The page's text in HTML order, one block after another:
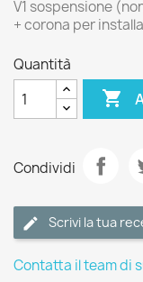
V1 sospensione
+ corona per
Quantità

Condividi
Scrivi la tua
Contatta il team di